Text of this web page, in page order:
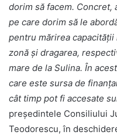
dorim să facem. Concret,
pe care dorim să le
pentru mărirea
zonă și dragarea,
mare de la Sulina. În
care este sursa de
cât timp pot fi accesate
președintele Consiliului
Teodorescu, în